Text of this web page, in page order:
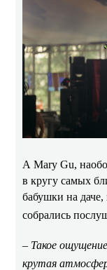
А Mary Gu,
в кругу самых
бабушки на
собрались
– Такое
крутая